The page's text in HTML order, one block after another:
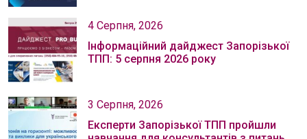
4 Серпня, 2026
Інформаційний дайджест Запорізької
ТПП: 5 серпня 2026 року
3 Серпня, 2026
Експерти Запорізької ТПП пройшли